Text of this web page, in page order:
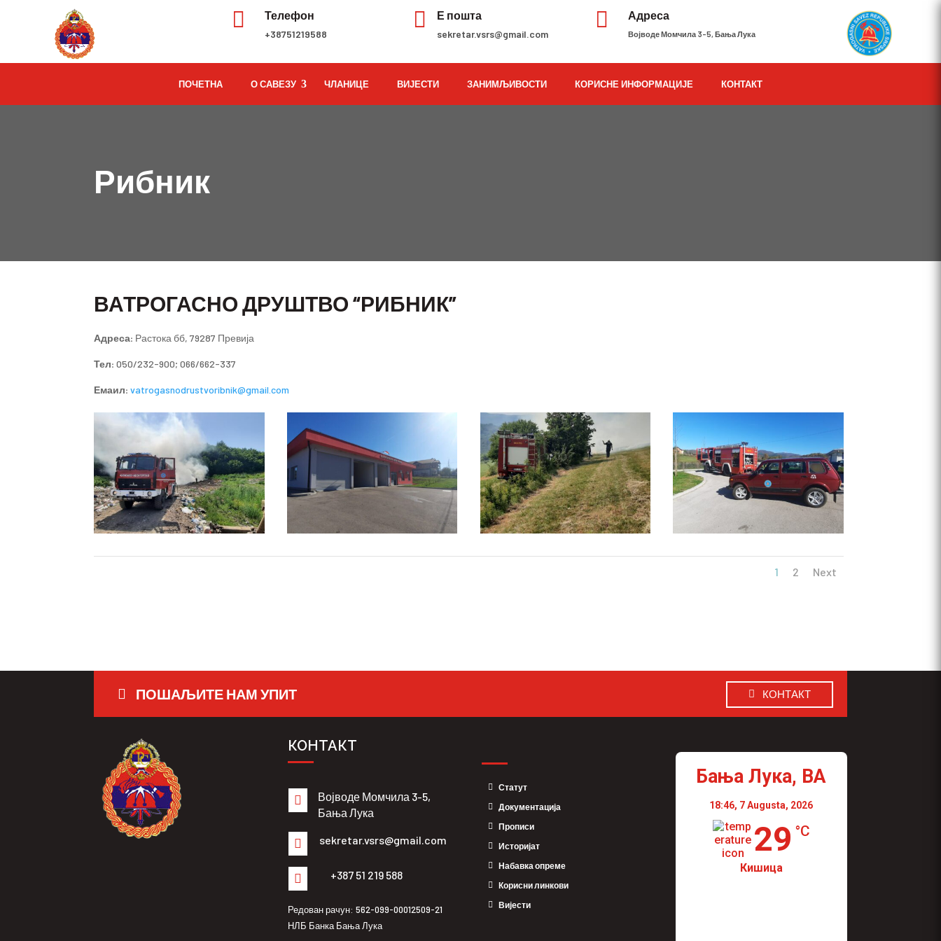
 Телефон
+38751219588
 Е пошта
sekretar.vsrs@gmail.com
 Адреса
Војводе Момчила 3-5, Бања Лука
ПОЧЕТНА О САВЕЗУ ЧЛАНИЦЕ ВИЈЕСТИ ЗАНИМЉИВОСТИ КОРИСНЕ ИНФОРМАЦИЈЕ КОНТАКТ
Рибник
ВАТРОГАСНО ДРУШТВО “РИБНИК”
Адреса: Растока бб, 79287 Превија
Тел:050/232-900; 066/662-337
Емаил:vatrogasnodrustvoribnik@gmail.com
1 2 Next
ПОШАЉИТЕ НАМ УПИТ КОНТАКТ
КОНТАКТ

Војводе Момчила 3-5,
Бања Лука
 sekretar.vsrs@gmail.com
 +387 51 219 588
Редован рачун: 562-099-00012509-21
НЛБ Банка Бања Лука
Статут
Документација
Прописи
Историјат
Набавка опреме
Корисни линкови
Вијести
Бања Лука, BA
18:46, 7 Augusta, 2026
29 °C
Кишица